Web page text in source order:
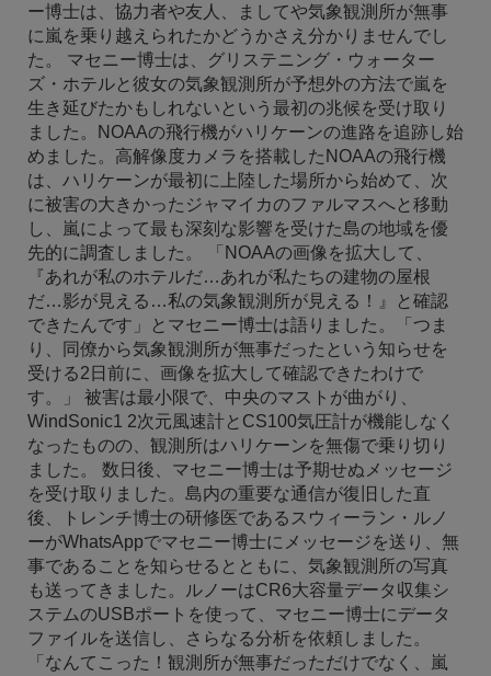
ー博士は、協力者や友人、ましてや気象観測所が無事
に嵐を乗り越えられたかどうかさえ分かりませんでし
た。 マセニー博士は、グリステニング・ウォーター
ズ・ホテルと彼女の気象観測所が予想外の方法で嵐を
生き延びたかもしれないという最初の兆候を受け取り
ました。NOAAの飛行機がハリケーンの進路を追跡し始
めました。高解像度カメラを搭載したNOAAの飛行機
は、ハリケーンが最初に上陸した場所から始めて、次
に被害の大きかったジャマイカのファルマスへと移動
し、嵐によって最も深刻な影響を受けた島の地域を優
先的に調査しました。 「NOAAの画像を拡大して、
『あれが私のホテルだ…あれが私たちの建物の屋根
だ…影が見える…私の気象観測所が見える！』と確認
できたんです」とマセニー博士は語りました。「つま
り、同僚から気象観測所が無事だったという知らせを
受ける2日前に、画像を拡大して確認できたわけで
す。」 被害は最小限で、中央のマストが曲がり、
WindSonic1 2次元風速計とCS100気圧計が機能しなく
なったものの、観測所はハリケーンを無傷で乗り切り
ました。 数日後、マセニー博士は予期せぬメッセージ
を受け取りました。島内の重要な通信が復旧した直
後、トレンチ博士の研修医であるスウィーラン・ルノ
ーがWhatsAppでマセニー博士にメッセージを送り、無
事であることを知らせるとともに、気象観測所の写真
も送ってきました。ルノーはCR6大容量データ収集シ
ステムのUSBポートを使って、マセニー博士にデータ
ファイルを送信し、さらなる分析を依頼しました。
「なんてこった！観測所が無事だっただけでなく、嵐